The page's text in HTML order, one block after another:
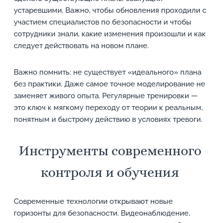
устаревшими. Важно, чтобы обновления проходили с
участием специалистов по безопасности и чтобы
сотрудники знали, какие изменения произошли и как
следует действовать на новом плане.
Важно помнить: не существует «идеального» плана
без практики. Даже самое точное моделирование не
заменяет живого опыта. Регулярные тренировки —
это ключ к мягкому переходу от теории к реальным,
понятным и быстрому действию в условиях тревоги.
Инструменты современного
контроля и обучения
Современные технологии открывают новые
горизонты для безопасности. Видеонаблюдение,